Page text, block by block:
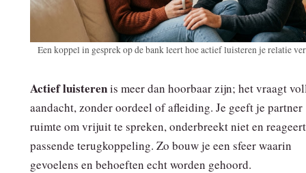
Een koppel in gesprek op de bank leert hoe actief luisteren je relatie
Actief luisterenis meer dan hoorbaar zijn; het vraagt
aandacht, zonder oordeel of afleiding. Je geeft je partner
ruimte om vrijuit te spreken, onderbreekt niet en
passende terugkoppeling. Zo bouw je een sfeer waarin
gevoelens en behoeften echt worden gehoord.